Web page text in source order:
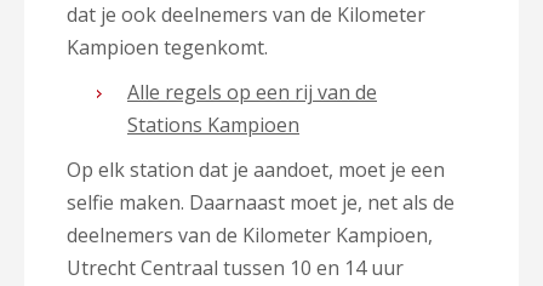
dat je ook deelnemers van de Kilometer
Kampioen tegenkomt.
Alle regels op een rij van de
Stations Kampioen
Op elk station dat je aandoet, moet je een
selfie maken. Daarnaast moet je, net als de
deelnemers van de Kilometer Kampioen,
Utrecht Centraal tussen 10 en 14 uur